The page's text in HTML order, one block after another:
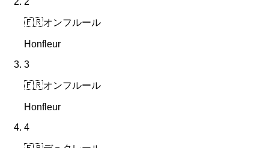
🇫🇷オンフルール
Honfleur
3
🇫🇷オンフルール
Honfleur
4